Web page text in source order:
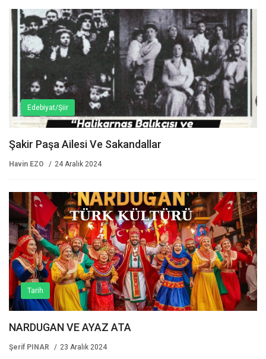
Edebiyat/Şiir
Şakir Paşa Ailesi Ve Sakandallar
Havin EZO 24 Aralık 2024
Tarih
NARDUGAN VE AYAZ ATA
Şerif PINAR 23 Aralık 2024